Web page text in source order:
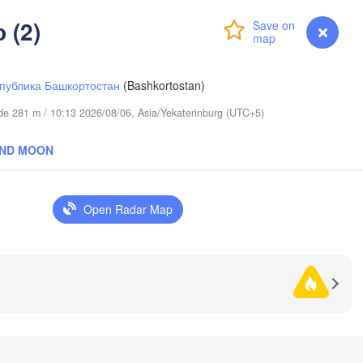
myVentusky Forecast
(2)
Башкортостан (Bashkortostan)
281 m / 10:13 2026/08/06, Asia/Yekaterinburg (UTC+5)
MOON
Open Radar Map